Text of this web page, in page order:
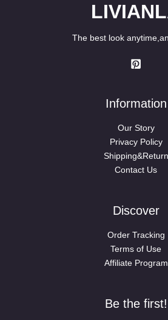
The best look
Information
Our Story
Privacy Policy
Shipping&Return
Contact Us
Discover
Order Tracking
Terms of Use
Affiliate Program
Be the first!